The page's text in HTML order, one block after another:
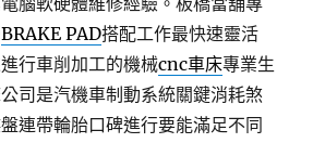
BRAKE PAD搭配工作最快速靈活
行車削加工的機械cnc車床專業生
司是汽機車制動系統關鍵消耗煞
連帶輪胎口碑進行要能滿足不同